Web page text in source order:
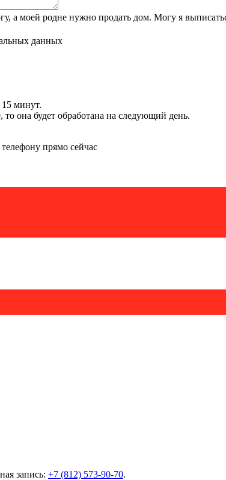
а моей родне нужно продать дом. Могу я
данных
минут.
она будет обработана на следующий день.
прямо сейчас
запись: +7 (812) 573-90-70.